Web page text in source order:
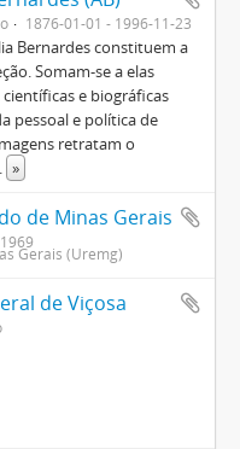
1876-01-01 - 1996-11-23
Bernardes constituem a
Somam-se a elas
e biográficas
pessoal e política de
retratam o
»
de Minas Gerais
Gerais (Uremg)
de Viçosa